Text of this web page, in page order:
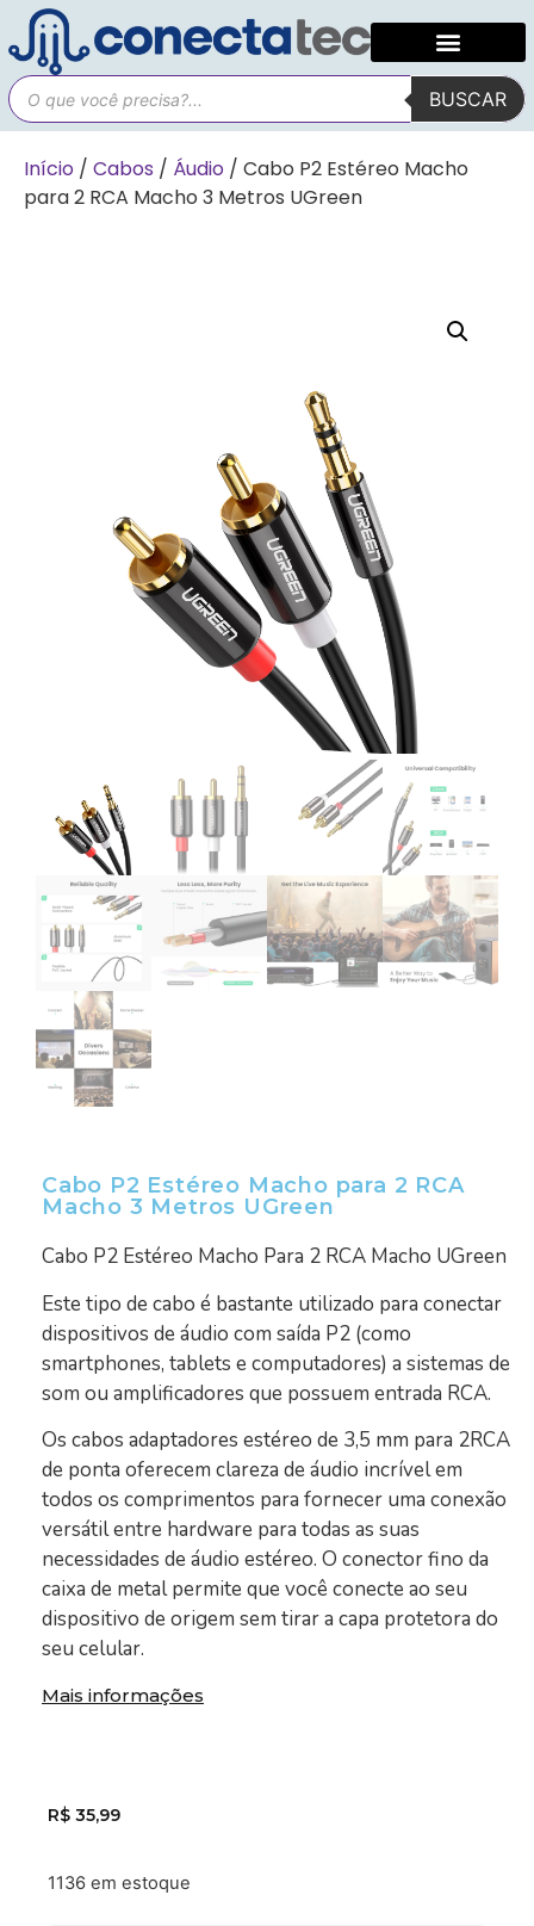
BUSCAR
Início / Cabos / Áudio / Cabo P2 Estéreo Macho
para 2 RCA Macho 3 Metros UGreen
Cabo P2 Estéreo Macho para 2 RCA
Macho 3 Metros UGreen
Cabo P2 Estéreo Macho Para 2 RCA Macho UGreen
Este tipo de cabo é bastante utilizado para conectar
dispositivos de áudio com saída P2 (como
smartphones, tablets e computadores) a sistemas de
som ou amplificadores que possuem entrada RCA.
Os cabos adaptadores estéreo de 3,5 mm para 2RCA
de ponta oferecem clareza de áudio incrível em
todos os comprimentos para fornecer uma conexão
versátil entre hardware para todas as suas
necessidades de áudio estéreo. O conector fino da
caixa de metal permite que você conecte ao seu
dispositivo de origem sem tirar a capa protetora do
seu celular.
Mais informações
R$ 35,99
1136 em estoque